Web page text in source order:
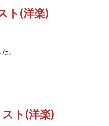
ト(洋楽)
。
ト(洋楽)